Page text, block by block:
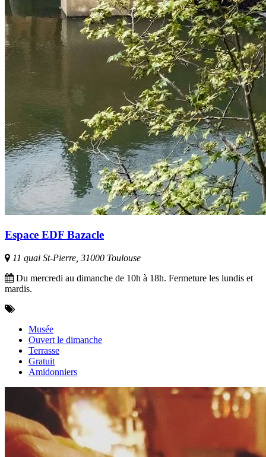
Espace EDF Bazacle
11 quai St-Pierre, 31000 Toulouse
Du mercredi au dimanche de 10h à 18h. Fermeture les lundis et
mardis.
Musée
Ouvert le dimanche
Terrasse
Gratuit
Amidonniers